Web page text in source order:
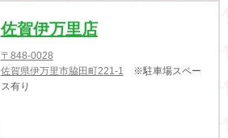
佐賀伊万里店
〒848-0028
佐賀県伊万里市脇田町221-1
※駐車場スペー
ス有り